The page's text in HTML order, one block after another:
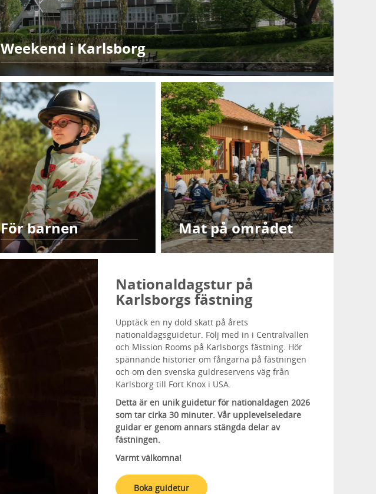
Weekend i Karlsborg
För barnen Mat på området
Nationaldagstur på
Karlsborgs fästning
Upptäck en ny dold skatt på årets
nationaldagsguidetur. Följ med in i Centralvallen
och Mission Rooms på Karlsborgs fästning. Hör
spännande historier om fångarna på fästningen
och om den svenska guldreservens väg från
Karlsborg till Fort Knox i USA.
Detta är en unik guidetur för nationaldagen 2026
som tar cirka 30 minuter. Vår upplevelseledare
guidar er genom annars stängda delar av
fästningen.
Varmt välkomna!
Boka guidetur